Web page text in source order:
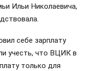
Ильи Николаевича,
себе зарплату
учесть, что ВЦИК в
только для